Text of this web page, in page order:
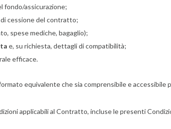
fondo/assicurazione;
cessione del contratto;
spese mediche, bagaglio);
e, su richiesta, dettagli di compatibilità;
efficace.
equivalente che sia comprensibile e
applicabili al Contratto, incluse le presenti